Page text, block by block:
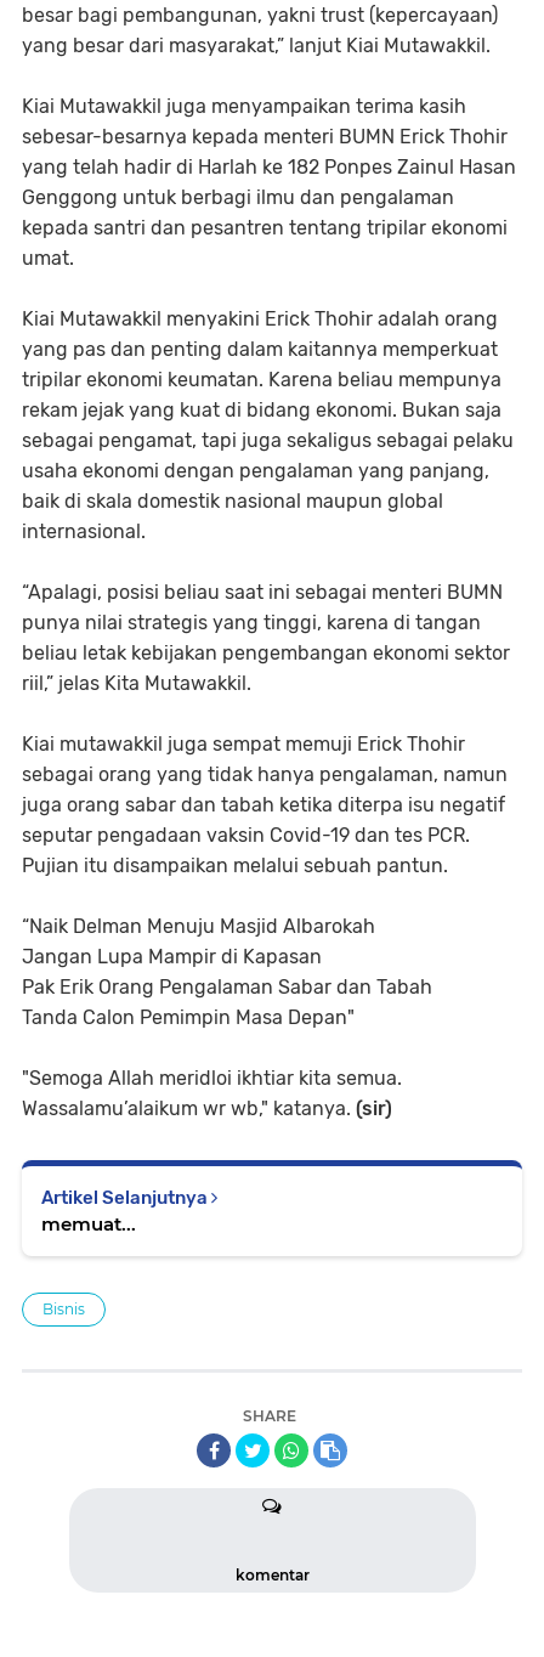
besar bagi pembangunan, yakni trust (kepercayaan)
yang besar dari masyarakat,” lanjut Kiai Mutawakkil.
Kiai Mutawakkil juga menyampaikan terima kasih
sebesar-besarnya kepada menteri BUMN Erick Thohir
yang telah hadir di Harlah ke 182 Ponpes Zainul Hasan
Genggong untuk berbagi ilmu dan pengalaman
kepada santri dan pesantren tentang tripilar ekonomi
umat.
Kiai Mutawakkil menyakini Erick Thohir adalah orang
yang pas dan penting dalam kaitannya memperkuat
tripilar ekonomi keumatan. Karena beliau mempunya
rekam jejak yang kuat di bidang ekonomi. Bukan saja
sebagai pengamat, tapi juga sekaligus sebagai pelaku
usaha ekonomi dengan pengalaman yang panjang,
baik di skala domestik nasional maupun global
internasional.
“Apalagi, posisi beliau saat ini sebagai menteri BUMN
punya nilai strategis yang tinggi, karena di tangan
beliau letak kebijakan pengembangan ekonomi sektor
riil,” jelas Kita Mutawakkil.
Kiai mutawakkil juga sempat memuji Erick Thohir
sebagai orang yang tidak hanya pengalaman, namun
juga orang sabar dan tabah ketika diterpa isu negatif
seputar pengadaan vaksin Covid-19 dan tes PCR.
Pujian itu disampaikan melalui sebuah pantun.
“Naik Delman Menuju Masjid Albarokah
Jangan Lupa Mampir di Kapasan
Pak Erik Orang Pengalaman Sabar dan Tabah
Tanda Calon Pemimpin Masa Depan"
"Semoga Allah meridloi ikhtiar kita semua.
Wassalamu’alaikum wr wb," katanya. (sir)
Artikel Selanjutnya
memuat...
Bisnis
SHARE
komentar